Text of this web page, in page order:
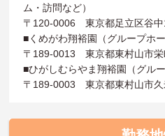
ム・訪問など）
〒120-0006 東京都足立区谷中
■くめがわ翔裕園（グループホー
〒189-0013 東京都東村山市栄
■ひがしむらやま翔裕園（グル
〒189-0003 東京都東村山市久